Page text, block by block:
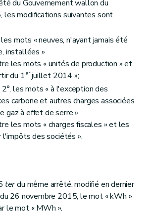
du Gouvernement wallon du
les modifications suivantes sont
les mots « neuves, n'ayant jamais été
installées »
les mots « unités de production » et
du 1erjuillet 2014 »;
les mots « à l'exception des
carbone et autres charges associées
gaz à effet de serre »
les mots « charges fiscales » et les
l'impôts des sociétés ».
terdu même arrêté, modifié en dernier
26 novembre 2015, le mot « kWh »
le mot « MWh ».